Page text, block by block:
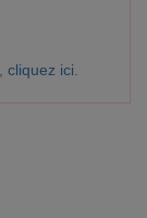
cliquez ici